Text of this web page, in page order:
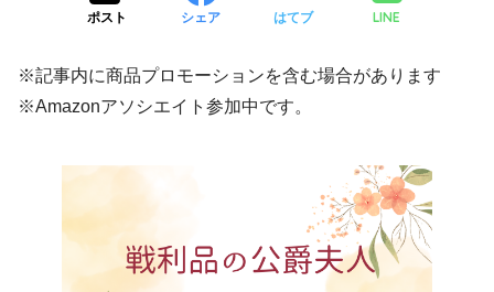
ポスト シェア はてブ LINE
※記事内に商品プロモーションを含む場合があります
※Amazonアソシエイト参加中です。